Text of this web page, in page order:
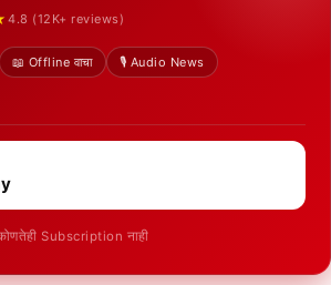
4.8 (12K+ reviews)
📖 Offline वाचा
🎙️ Audio News
Subscription नाही